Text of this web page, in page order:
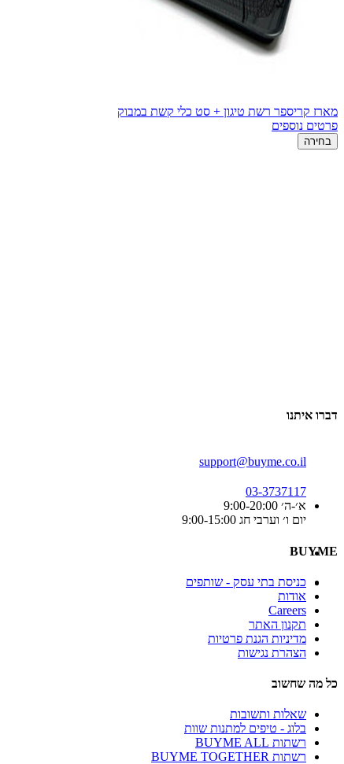
מארז קריספר רשת טיגון + סט כלי קשת במבוק
פרטים נוספים
בחירה
דברו איתנו
support@buyme.co.il
03-3737117
א׳-ה׳ 9:00-20:00
יום ו׳ וערבי חג 9:00-15:00
BUYME
כניסת בתי עסק - שותפים
אודות
Careers
תקנון האתר
מדיניות הגנת פרטיות
הצהרת נגישות
כל מה שחשוב
שאלות ותשובות
בלוג - טיפים למתנות שוות
רשתות BUYME ALL
רשתות BUYME TOGETHER